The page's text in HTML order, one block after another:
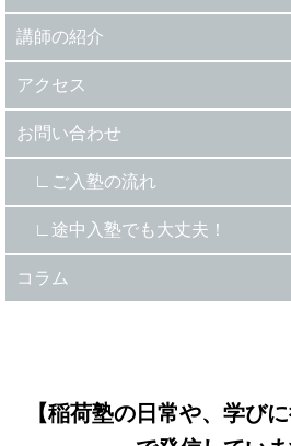
講師の紹介
アクセス
お問い合わせ
ご入塾の流れ
途中入塾でも大丈夫！
コラム
【稲荷塾の日常や、学び